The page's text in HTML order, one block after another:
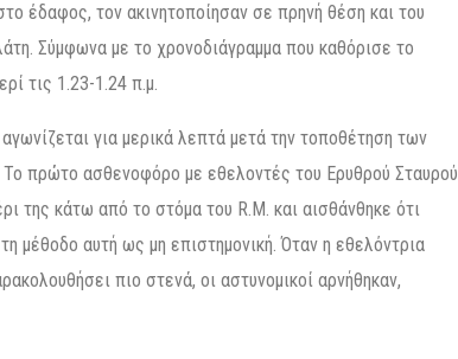
έδαφος, τον ακινητοποίησαν σε πρηνή θέση και του
Σύμφωνα με το χρονοδιάγραμμα που καθόρισε το
τις 1.23-1.24 π.μ.
για μερικά λεπτά μετά την τοποθέτηση των
πρώτο ασθενοφόρο με εθελοντές του Ερυθρού Σταυρού
της κάτω από το στόμα του R.M. και αισθάνθηκε ότι
μέθοδο αυτή ως μη επιστημονική. Όταν η εθελόντρια
πιο στενά, οι αστυνομικοί αρνήθηκαν,